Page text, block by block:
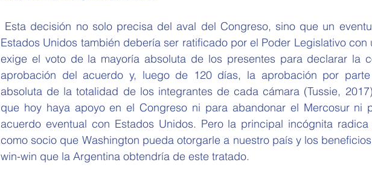
Estados Unidos también debería ser ratificado por el Poder Legislativo
exige el voto de la mayoría absoluta de los presentes para declarar la
aprobación del acuerdo y, luego de 120 días, la aprobación por
absoluta de la totalidad de los integrantes de cada cámara (Tussie,
que hoy haya apoyo en el Congreso ni para abandonar el Mercosur ni
acuerdo eventual con Estados Unidos. Pero la principal incógnita
como socio que Washington pueda otorgarle a nuestro país y los
win-win que la Argentina obtendría de este tratado.